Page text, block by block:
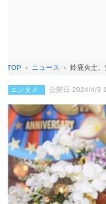
TOP ニュース 鈴鹿央士
エンタメ 公開日 2024/4/3